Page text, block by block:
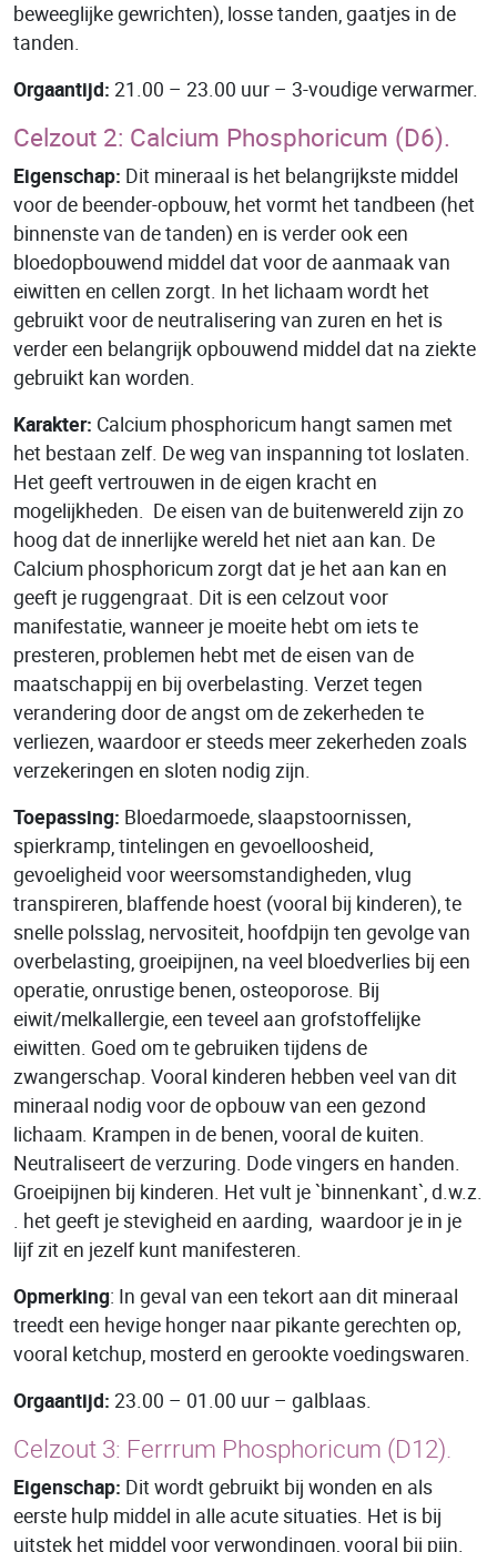
beweeglijke gewrichten), losse tanden, gaatjes in de
tanden.
Orgaantijd: 21.00 – 23.00 uur – 3-voudige verwarmer.
Celzout 2: Calcium Phosphoricum (D6).
Eigenschap: Dit mineraal is het belangrijkste middel
voor de beender-opbouw, het vormt het tandbeen (het
binnenste van de tanden) en is verder ook een
bloedopbouwend middel dat voor de aanmaak van
eiwitten en cellen zorgt. In het lichaam wordt het
gebruikt voor de neutralisering van zuren en het is
verder een belangrijk opbouwend middel dat na ziekte
gebruikt kan worden.
Karakter: Calcium phosphoricum hangt samen met
het bestaan zelf. De weg van inspanning tot loslaten.
Het geeft vertrouwen in de eigen kracht en
mogelijkheden. De eisen van de buitenwereld zijn zo
hoog dat de innerlijke wereld het niet aan kan. De
Calcium phosphoricum zorgt dat je het aan kan en
geeft je ruggengraat. Dit is een celzout voor
manifestatie, wanneer je moeite hebt om iets te
presteren, problemen hebt met de eisen van de
maatschappij en bij overbelasting. Verzet tegen
verandering door de angst om de zekerheden te
verliezen, waardoor er steeds meer zekerheden zoals
verzekeringen en sloten nodig zijn.
Toepassing: Bloedarmoede, slaapstoornissen,
spierkramp, tintelingen en gevoelloosheid,
gevoeligheid voor weersomstandigheden, vlug
transpireren, blaffende hoest (vooral bij kinderen), te
snelle polsslag, nervositeit, hoofdpijn ten gevolge van
overbelasting, groeipijnen, na veel bloedverlies bij een
operatie, onrustige benen, osteoporose. Bij
eiwit/melkallergie, een teveel aan grofstoffelijke
eiwitten. Goed om te gebruiken tijdens de
zwangerschap. Vooral kinderen hebben veel van dit
mineraal nodig voor de opbouw van een gezond
lichaam. Krampen in de benen, vooral de kuiten.
Neutraliseert de verzuring. Dode vingers en handen.
Groeipijnen bij kinderen. Het vult je `binnenkant`, d.w.z.
. het geeft je stevigheid en aarding, waardoor je in je
lijf zit en jezelf kunt manifesteren.
Opmerking: In geval van een tekort aan dit mineraal
treedt een hevige honger naar pikante gerechten op,
vooral ketchup, mosterd en gerookte voedingswaren.
Orgaantijd: 23.00 – 01.00 uur – galblaas.
Celzout 3: Ferrrum Phosphoricum (D12).
Eigenschap: Dit wordt gebruikt bij wonden en als
eerste hulp middel in alle acute situaties. Het is bij
uitstek het middel voor verwondingen, vooral bij pijn.